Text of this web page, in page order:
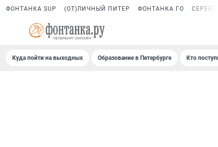
ФОНТАНКА SUP (ОТ)ЛИЧНЫЙ ПИТЕР ФОНТАНКА ГО
Куда пойти на выходных Образование в Петербурге Кто